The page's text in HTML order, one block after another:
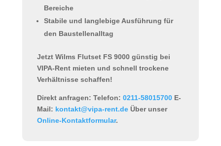
Bereiche
Stabile und langlebige Ausführung für
den Baustellenalltag
Jetzt Wilms Flutset FS 9000 günstig bei
VIPA-Rent mieten und schnell trockene
Verhältnisse schaffen!
Direkt anfragen: Telefon: 0211-58015700E-
Mail: kontakt@vipa-rent.deÜber unser
Online-Kontaktformular.